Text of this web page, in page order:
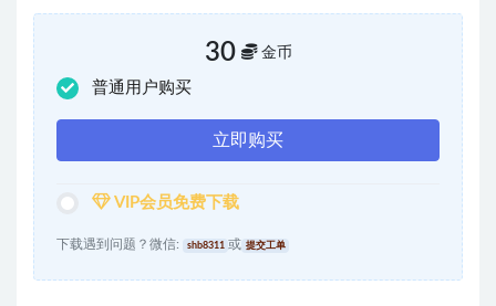
30 金币
普通用户购买
立即购买
VIP会员免费下载
下载遇到问题？微信: shb8311 或 提交工单